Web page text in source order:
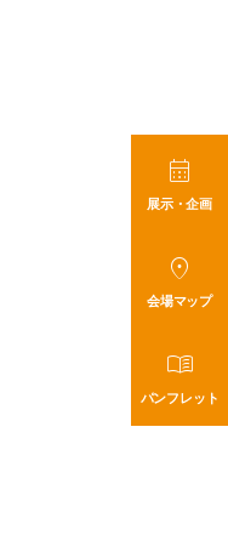

展示・企画

会場マップ

パンフレット